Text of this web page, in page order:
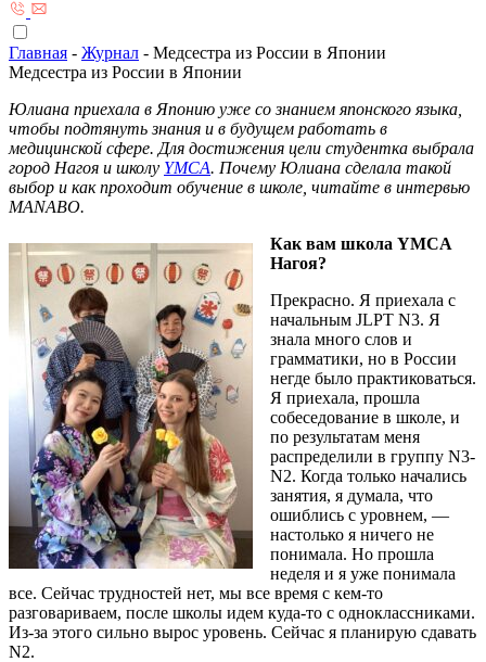
Главная - Журнал - Медсестра из России в Японии
Медсестра из России в Японии
Юлиана приехала в Японию уже со знанием японского языка,
чтобы подтянуть знания и в будущем работать в
медицинской сфере. Для достижения цели студентка выбрала
город Нагоя и школу YMCA. Почему Юлиана сделала такой
выбор и как проходит обучение в школе, читайте в интервью
MANABO.
Как вам школа YMCA
Нагоя?
Прекрасно. Я приехала с
начальным JLPT N3. Я
знала много слов и
грамматики, но в России
негде было практиковаться.
Я приехала, прошла
собеседование в школе, и
по результатам меня
распределили в группу N3-
N2. Когда только начались
занятия, я думала, что
ошиблись с уровнем, —
настолько я ничего не
понимала. Но прошла
неделя и я уже понимала
все. Сейчас трудностей нет, мы все время с кем-то
разговариваем, после школы идем куда-то с одноклассниками.
Из-за этого сильно вырос уровень. Сейчас я планирую сдавать
N2.